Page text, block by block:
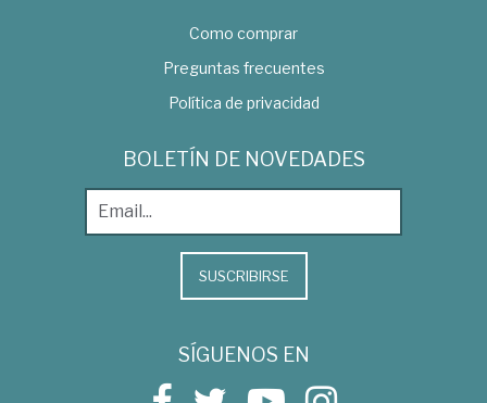
Como comprar
Preguntas frecuentes
Política de privacidad
BOLETÍN DE NOVEDADES
SUSCRIBIRSE
SÍGUENOS EN